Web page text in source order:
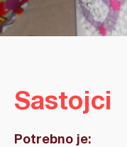
Sastojci
Potrebno je: